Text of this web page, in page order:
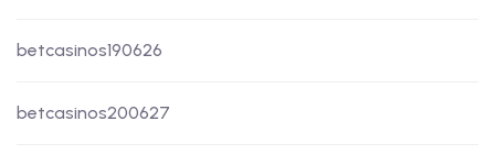
betcasinos190626
betcasinos200627